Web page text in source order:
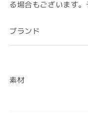
る場合もございます。
ブランド
素材